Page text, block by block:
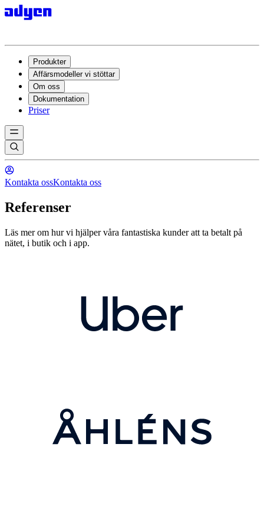
Produkter
Affärsmodeller vi stöttar
Om oss
Dokumentation
Priser
Kontakta ossKontakta oss
Referenser
Läs mer om hur vi hjälper våra fantastiska kunder att ta betalt på
nätet, i butik och i app.